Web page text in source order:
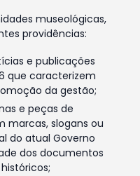
museológicas,
providências:
e publicações
que caracterizem
da gestão;
e peças de
slogans ou
do atual Governo
dos documentos